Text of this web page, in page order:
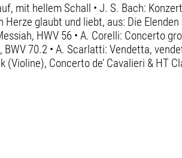
mit hellem Schall • J. S. Bach:
glaubt und liebt, aus: Die
HWV 56 • A. Corelli: Concerto
70.2 • A. Scarlatti: Vendetta,
Concerto de’ Cavalieri & HT